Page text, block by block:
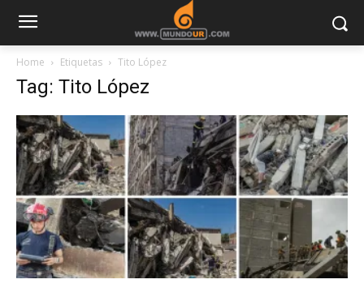
Home Etiquetas Tito López
Tag: Tito López